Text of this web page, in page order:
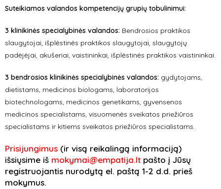
Suteikiamos valandos kompetencijų grupių tobulinimui:
3 klinikinės specialybinės valandos: Bendrosios praktikos
slaugytojai, išplėstinės praktikos slaugytojai, slaugytojų
padėjėjai, akušeriai, vaistininkai, išplėstinės praktikos vaistininkai.
3 bendrosios klinikinės specialybinės valandos: gydytojams,
dietistams, medicinos biologams, laboratorijos
biotechnologams, medicinos genetikams, gyvensenos
medicinos specialistams, visuomenės sveikatos priežiūros
specialistams ir kitiems sveikatos priežiūros specialistams.
Prisijungimus (ir visą reikalingą informaciją)
išsiųsime iš mokymai@empatija.lt pašto į Jūsų
registruojantis nurodytą el. paštą 1-2 d.d. prieš
mokymus.